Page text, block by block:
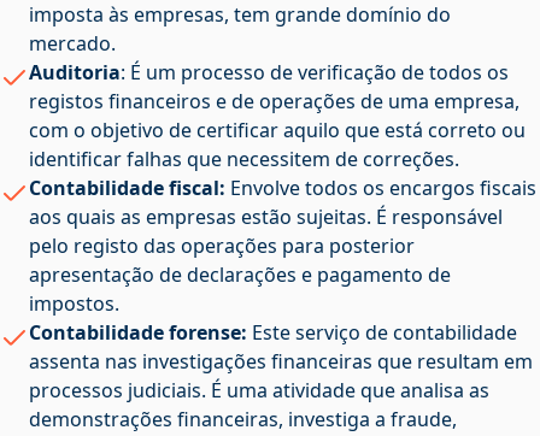
imposta às empresas, tem grande domínio do
mercado.
Auditoria: É um processo de verificação de todos os
registos financeiros e de operações de uma empresa,
com o objetivo de certificar aquilo que está correto ou
identificar falhas que necessitem de correções.
Contabilidade fiscal: Envolve todos os encargos fiscais
aos quais as empresas estão sujeitas. É responsável
pelo registo das operações para posterior
apresentação de declarações e pagamento de
impostos.
Contabilidade forense: Este serviço de contabilidade
assenta nas investigações financeiras que resultam em
processos judiciais. É uma atividade que analisa as
demonstrações financeiras, investiga a fraude,